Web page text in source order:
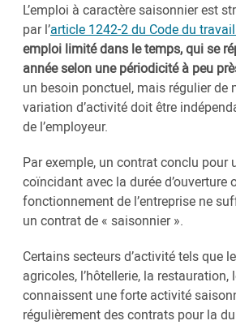
L’emploi à caractère saisonnier est
par l’article 1242-2 du Code du
emploi limité dans le temps, qui se
année selon une périodicité à peu
un besoin ponctuel, mais régulier de
variation d’activité doit être
de l’employeur.
Par exemple, un contrat conclu pour
coïncidant avec la durée d’ouverture
fonctionnement de l’entreprise ne
un contrat de « saisonnier ».
Certains secteurs d’activité tels que
agricoles, l’hôtellerie, la restauration,
connaissent une forte activité
régulièrement des contrats pour la